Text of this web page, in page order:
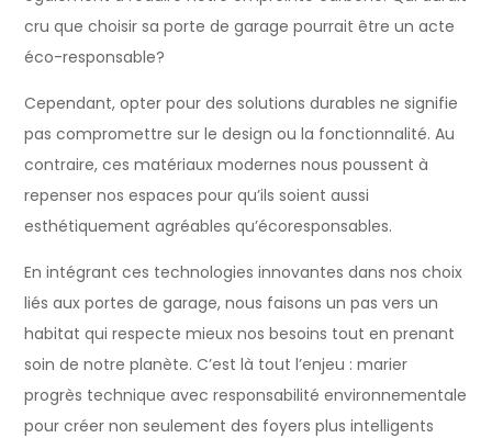
cru que choisir sa porte de garage pourrait être un acte
éco-responsable?
Cependant, opter pour des solutions durables ne signifie
pas compromettre sur le design ou la fonctionnalité. Au
contraire, ces matériaux modernes nous poussent à
repenser nos espaces pour qu’ils soient aussi
esthétiquement agréables qu’écoresponsables.
En intégrant ces technologies innovantes dans nos choix
liés aux portes de garage, nous faisons un pas vers un
habitat qui respecte mieux nos besoins tout en prenant
soin de notre planète. C’est là tout l’enjeu : marier
progrès technique avec responsabilité environnementale
pour créer non seulement des foyers plus intelligents